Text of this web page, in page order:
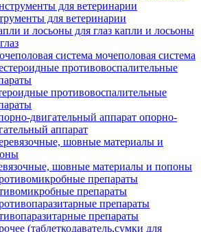
для ветеринарии
капли и лосьоны
мочеполовая система
противовоспалительные
опорно-
аппарат
шовные материалы и попоны
препараты
препараты